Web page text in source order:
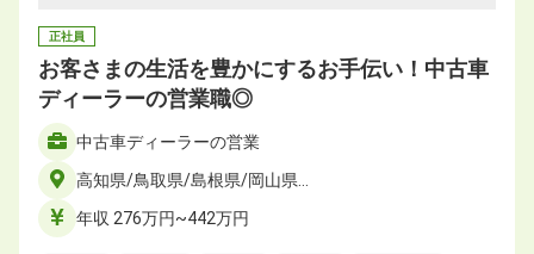
正社員
お客さまの生活を豊かにするお手伝い！中古車
ディーラーの営業職◎
中古車ディーラーの営業
高知県/鳥取県/島根県/岡山県…
年収 276万円~442万円